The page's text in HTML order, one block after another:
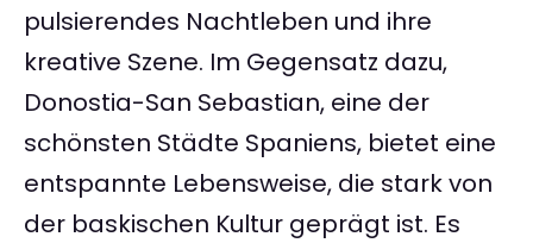
pulsierendes Nachtleben und ihre
kreative Szene. Im Gegensatz dazu,
Donostia-San Sebastian, eine der
schönsten Städte Spaniens, bietet eine
entspannte Lebensweise, die stark von
der baskischen Kultur geprägt ist. Es